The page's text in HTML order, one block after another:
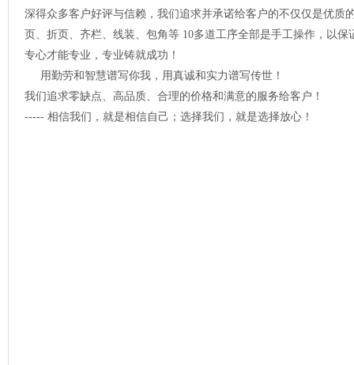
深得众多客户好评与信赖，我们追求并承诺给客户的不仅仅是优质
页、折页、齐栏、线装、包角等 10多道工序全部是手工操作，以
专心才能专业，专业铸就成功！
用勤劳和智慧谱写你我，用真诚和实力谱写传世！
我们追求零缺点、高品质、合理的价格和满意的服务给客户！
----- 相信我们，就是相信自己；选择我们，就是选择放心！